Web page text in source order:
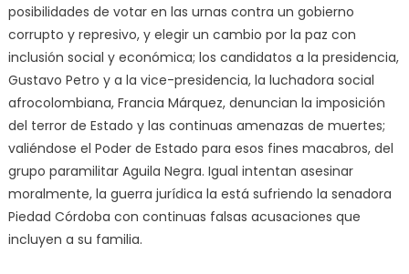
posibilidades de votar en las urnas contra un gobierno
corrupto y represivo, y elegir un cambio por la paz con
inclusión social y económica; los candidatos a la presidencia,
Gustavo Petro y a la vice-presidencia, la luchadora social
afrocolombiana, Francia Márquez, denuncian la imposición
del terror de Estado y las continuas amenazas de muertes;
valiéndose el Poder de Estado para esos fines macabros, del
grupo paramilitar Aguila Negra. Igual intentan asesinar
moralmente, la guerra jurídica la está sufriendo la senadora
Piedad Córdoba con continuas falsas acusaciones que
incluyen a su familia.